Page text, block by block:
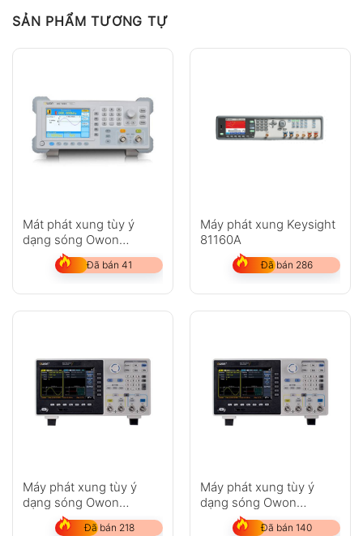
SẢN PHẨM TƯƠNG TỰ
Mát phát xung tùy ý
dạng sóng Owon
AG2052F
Đã bán 41
Máy phát xung Keysight
81160A
Đã bán 286
Máy phát xung tùy ý
dạng sóng Owon
XDG2030
Đã bán 218
Máy phát xung tùy ý
dạng sóng Owon
XDG2060
Đã bán 140